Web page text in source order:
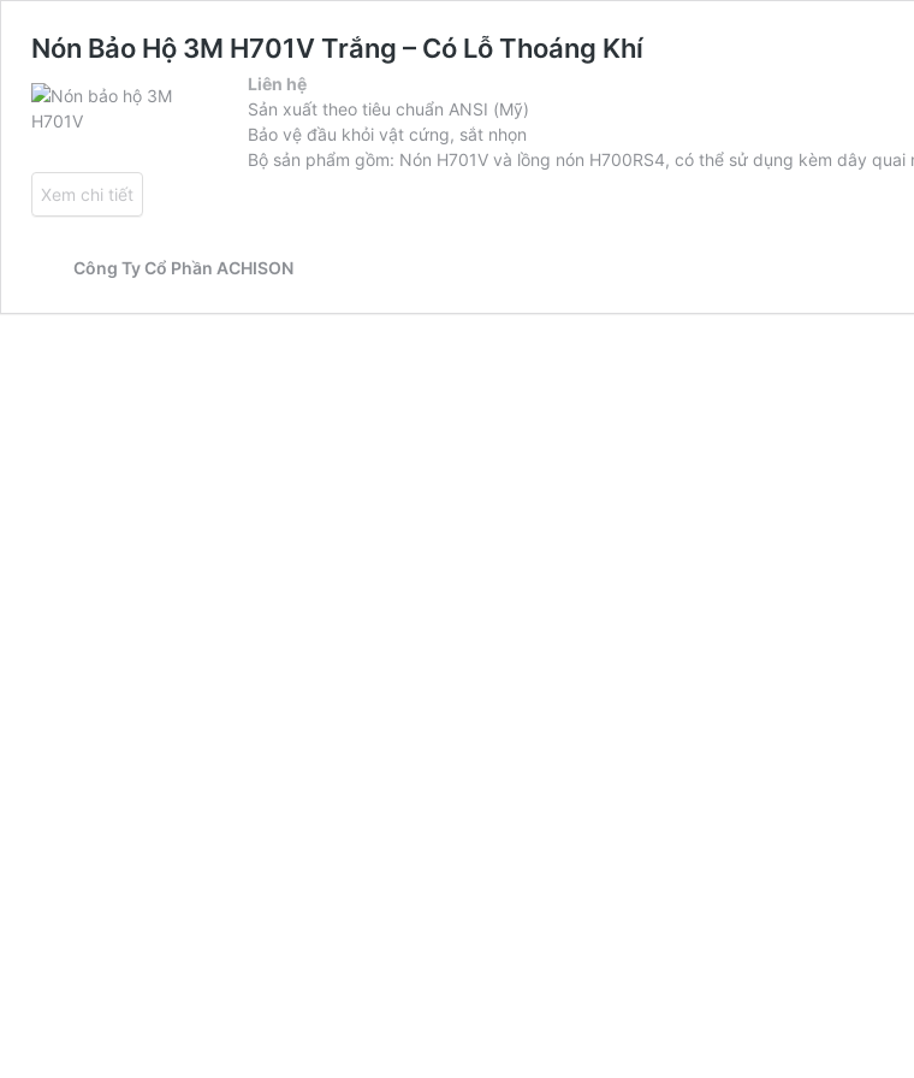
Nón Bảo Hộ 3M H701V Trắng – Có Lỗ Thoáng Khí
Liên hệ
Sản xuất theo tiêu chuẩn ANSI (Mỹ)
Bảo vệ đầu khỏi vật cứng, sắt nhọn
Bộ sản phẩm gồm: Nón H701V và lồng nón H700RS4, có thể sử dụng kèm dây quai
Xem chi tiết
Công Ty Cổ Phần ACHISON